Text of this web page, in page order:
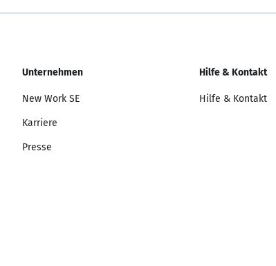
Unternehmen
New Work SE
Karriere
Presse
Hilfe & Kontakt
Hilfe & Kontakt